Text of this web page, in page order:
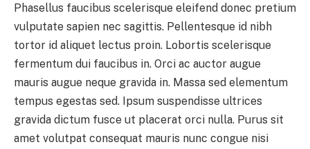
Phasellus faucibus scelerisque eleifend donec pretium
vulputate sapien nec sagittis. Pellentesque id nibh
tortor id aliquet lectus proin. Lobortis scelerisque
fermentum dui faucibus in. Orci ac auctor augue
mauris augue neque gravida in. Massa sed elementum
tempus egestas sed. Ipsum suspendisse ultrices
gravida dictum fusce ut placerat orci nulla. Purus sit
amet volutpat consequat mauris nunc congue nisi